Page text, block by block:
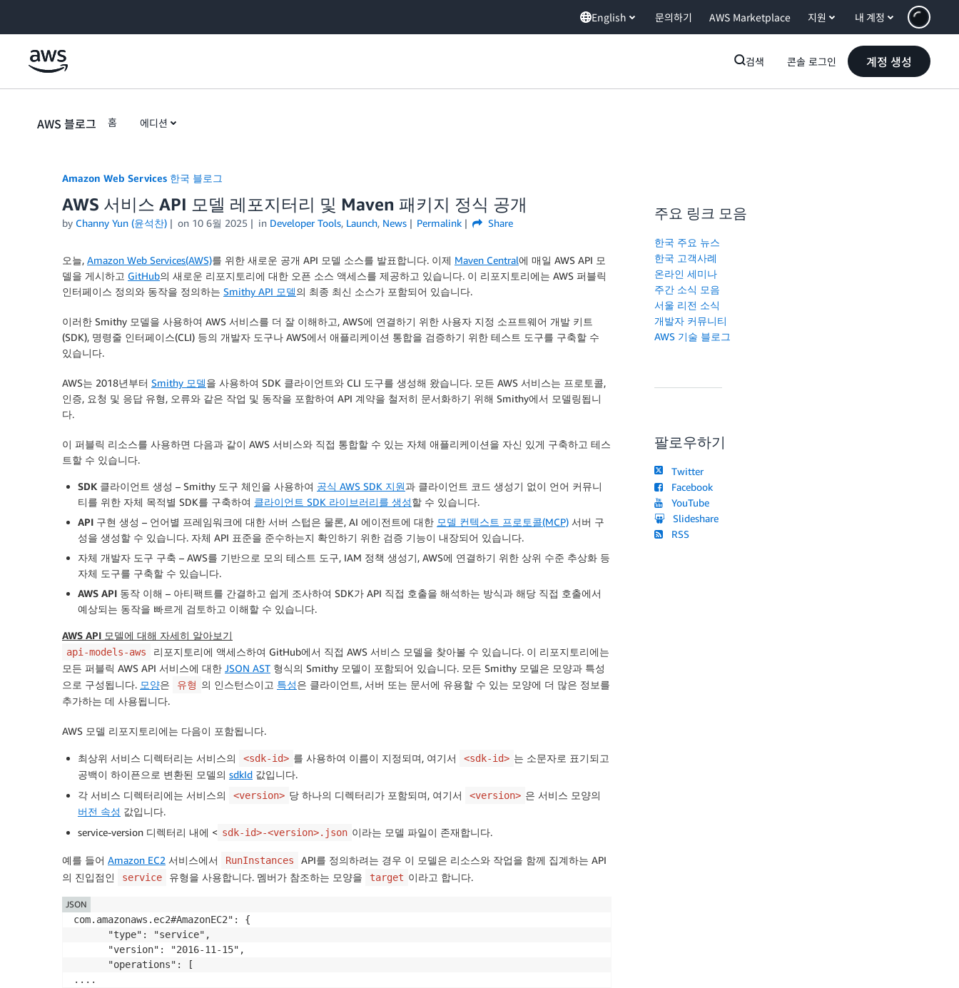
English 문의하기 AWS Marketplace 지원 내 계정
검색 콘솔 로그인 계정 생성
AWS 블로그 홈 에디션
Amazon Web Services 한국 블로그
AWS 서비스 API 모델 레포지터리 및 Maven 패키지 정식 공개
by Channy Yun (윤석찬) on 10 6월 2025 in Developer Tools, Launch, News Permalink Share
오늘, Amazon Web Services(AWS)를 위한 새로운 공개 API 모델 소스를 발표합니다. 이제 Maven Central에 매일 AWS API 모
델을 게시하고 GitHub의 새로운 리포지토리에 대한 오픈 소스 액세스를 제공하고 있습니다. 이 리포지토리에는 AWS 퍼블릭
인터페이스 정의와 동작을 정의하는 Smithy API 모델의 최종 최신 소스가 포함되어 있습니다.
이러한 Smithy 모델을 사용하여 AWS 서비스를 더 잘 이해하고, AWS에 연결하기 위한 사용자 지정 소프트웨어 개발 키트
(SDK), 명령줄 인터페이스(CLI) 등의 개발자 도구나 AWS에서 애플리케이션 통합을 검증하기 위한 테스트 도구를 구축할 수
있습니다.
AWS는 2018년부터 Smithy 모델을 사용하여 SDK 클라이언트와 CLI 도구를 생성해 왔습니다. 모든 AWS 서비스는 프로토콜,
인증, 요청 및 응답 유형, 오류와 같은 작업 및 동작을 포함하여 API 계약을 철저히 문서화하기 위해 Smithy에서 모델링됩니
다.
이 퍼블릭 리소스를 사용하면 다음과 같이 AWS 서비스와 직접 통합할 수 있는 자체 애플리케이션을 자신 있게 구축하고 테스
트할 수 있습니다.
SDK 클라이언트 생성 – Smithy 도구 체인을 사용하여 공식 AWS SDK 지원과 클라이언트 코드 생성기 없이 언어 커뮤니
티를 위한 자체 목적별 SDK를 구축하여 클라이언트 SDK 라이브러리를 생성할 수 있습니다.
API 구현 생성 – 언어별 프레임워크에 대한 서버 스텁은 물론, AI 에이전트에 대한 모델 컨텍스트 프로토콜(MCP) 서버 구
성을 생성할 수 있습니다. 자체 API 표준을 준수하는지 확인하기 위한 검증 기능이 내장되어 있습니다.
자체 개발자 도구 구축 – AWS를 기반으로 모의 테스트 도구, IAM 정책 생성기, AWS에 연결하기 위한 상위 수준 추상화 등
자체 도구를 구축할 수 있습니다.
AWS API 동작 이해 – 아티팩트를 간결하고 쉽게 조사하여 SDK가 API 직접 호출을 해석하는 방식과 해당 직접 호출에서
예상되는 동작을 빠르게 검토하고 이해할 수 있습니다.
AWS API 모델에 대해 자세히 알아보기
api-models-aws
리포지토리에 액세스하여 GitHub에서 직접 AWS 서비스 모델을 찾아볼 수 있습니다. 이 리포지토리에는
모든 퍼블릭 AWS API 서비스에 대한 JSON AST 형식의 Smithy 모델이 포함되어 있습니다. 모든 Smithy 모델은 모양과 특성
으로 구성됩니다. 모양은 유형 의 인스턴스이고 특성은 클라이언트, 서버 또는 문서에 유용할 수 있는 모양에 더 많은 정보를
추가하는 데 사용됩니다.
AWS 모델 리포지토리에는 다음이 포함됩니다.
최상위 서비스 디렉터리는 서비스의 <sdk-id> 를 사용하여 이름이 지정되며, 여기서 <sdk-id> 는 소문자로 표기되고
공백이 하이픈으로 변환된 모델의 sdkId 값입니다.
각 서비스 디렉터리에는 서비스의
<version> 당 하나의 디렉터리가 포함되며, 여기서 <version> 은 서비스 모양의
버전 속성 값입니다.
service-version 디렉터리 내에 < sdk-id>-<version>.json 이라는 모델 파일이 존재합니다.
예를 들어 Amazon EC2 서비스에서 RunInstances
API를 정의하려는 경우 이 모델은 리소스와 작업을 함께 집계하는 API
의 진입점인
service 유형을 사용합니다. 멤버가 참조하는 모양을 target 이라고 합니다.
com.amazonaws.ec2#AmazonEC2": {
      "type": "service",
      "version": "2016-11-15",
      "operations": [
....
JSON
주요 링크 모음
한국 주요 뉴스
한국 고객사례
온라인 세미나
주간 소식 모음
서울 리전 소식
개발자 커뮤니티
AWS 기술 블로그
팔로우하기
Twitter
Facebook
YouTube
Slideshare
RSS